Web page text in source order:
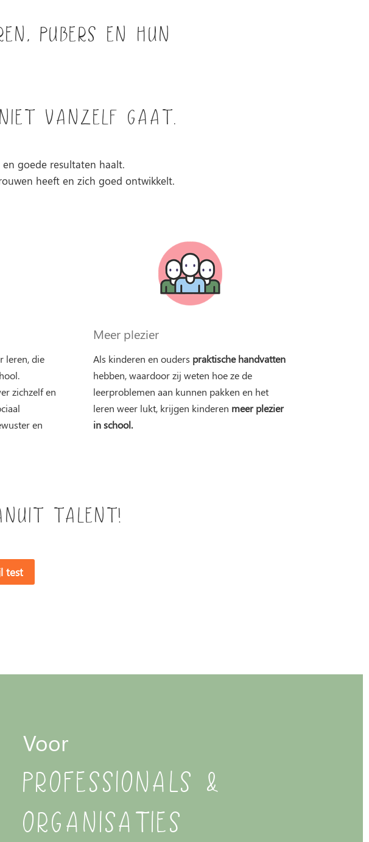
pubers en hun
vanzelf gaat.
goede resultaten haalt.
heeft en zich goed ontwikkelt.
leren, die
zichzelf en
en
Meer plezier
Als kinderen en ouders praktische handvatten
hebben, waardoor zij weten hoe ze de
leerproblemen aan kunnen pakken en het
leren weer lukt, krijgen kinderen meer plezier
in school.
talent!
test
Voor
professionals &
organisaties